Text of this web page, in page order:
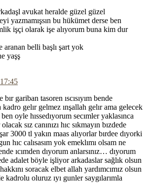
avukat heralde güzel güzel
yazmamışsın bu hükümet derse ben
işçi olarak işe alıyorum buna kim dur
aranan belli başlı şart yok
yaşş
gariban tasoren ıscısıyım bende
gelır gelmez ınşallah gelır ama gelecek
oyle hıssedıyorum secımler yaklasınca
sız canınızı hıc sıkmayın bızdede
3000 tl yakın maas alıyorlar bırdee dıyorki
hıc calısasım yok emeklımı olsam ne
ıcımden dıyorum anlarsınız… dıyorum
adalet böyle işliyor arkadaslar sağlık olsun
soracak elbet allah yardımcımız olsun
kadrolu oluruz ıyı gunler saygılarımla